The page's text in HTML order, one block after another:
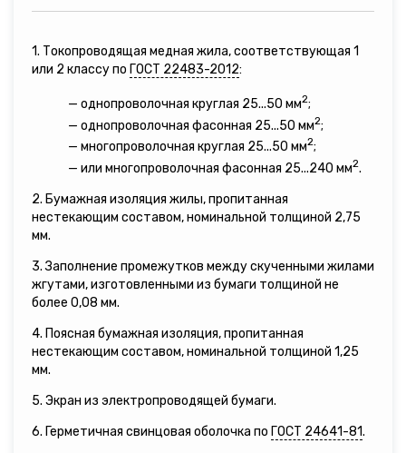
1. Токопроводящая медная жила, соответствующая 1
или 2 классу по ГОСТ 22483-2012:
— однопроволочная круглая 25...50 мм2;
— однопроволочная фасонная 25...50 мм2;
— многопроволочная круглая 25...50 мм2;
— или многопроволочная фасонная 25...240 мм2.
2. Бумажная изоляция жилы, пропитанная
нестекающим составом, номинальной толщиной 2,75
мм.
3. Заполнение промежутков между скученными жилами
жгутами, изготовленными из бумаги толщиной не
более 0,08 мм.
4. Поясная бумажная изоляция, пропитанная
нестекающим составом, номинальной толщиной 1,25
мм.
5. Экран из электропроводящей бумаги.
6. Герметичная свинцовая оболочка по ГОСТ 24641-81.